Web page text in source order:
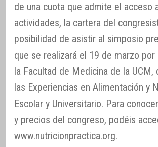
de una cuota que admite el acceso
actividades, la cartera del
posibilidad de asistir al simposio
que se realizará el 19 de marzo por
la Facultad de Medicina de la UCM,
las Experiencias en Alimentación y
Escolar y Universitario. Para
y precios del congreso, podéis
www.nutricionpractica.org.